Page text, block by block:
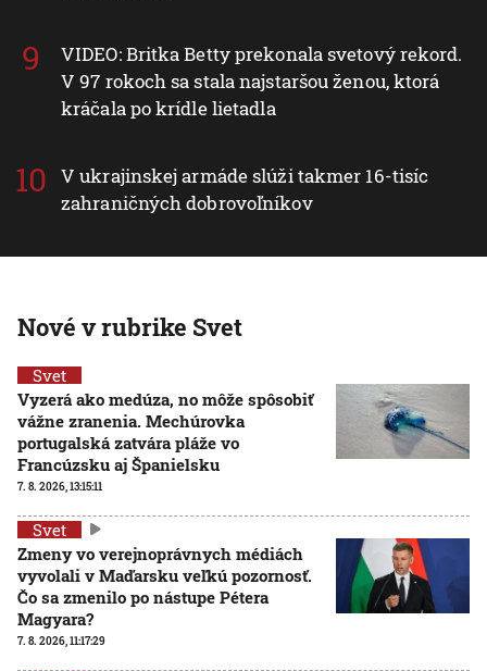
VIDEO: Britka Betty prekonala svetový rekord.
V 97 rokoch sa stala najstaršou ženou, ktorá
kráčala po krídle lietadla
V ukrajinskej armáde slúži takmer 16-tisíc
zahraničných dobrovoľníkov
Nové v rubrike Svet
Svet
Vyzerá ako medúza, no môže spôsobiť
vážne zranenia. Mechúrovka
portugalská zatvára pláže vo
Francúzsku aj Španielsku
7. 8. 2026, 13:15:11
Svet
Zmeny vo verejnoprávnych médiách
vyvolali v Maďarsku veľkú pozornosť.
Čo sa zmenilo po nástupe Pétera
Magyara?
7. 8. 2026, 11:17:29